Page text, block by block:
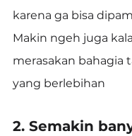
karena ga bisa
Makin ngeh juga
merasakan bahagia
yang berlebihan
2. Semakin